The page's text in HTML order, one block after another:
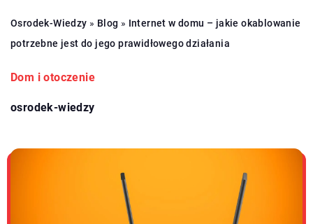
Osrodek-Wiedzy » Blog » Internet w domu – jakie okablowanie
potrzebne jest do jego prawidłowego działania
Dom i otoczenie
osrodek-wiedzy